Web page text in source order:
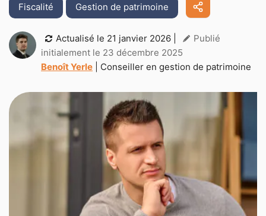
Fiscalité Gestion de patrimoine
Actualisé le 21 janvier 2026
Publié
initialement le 23 décembre 2025
Benoît Yerle
| Conseiller en gestion de patrimoine